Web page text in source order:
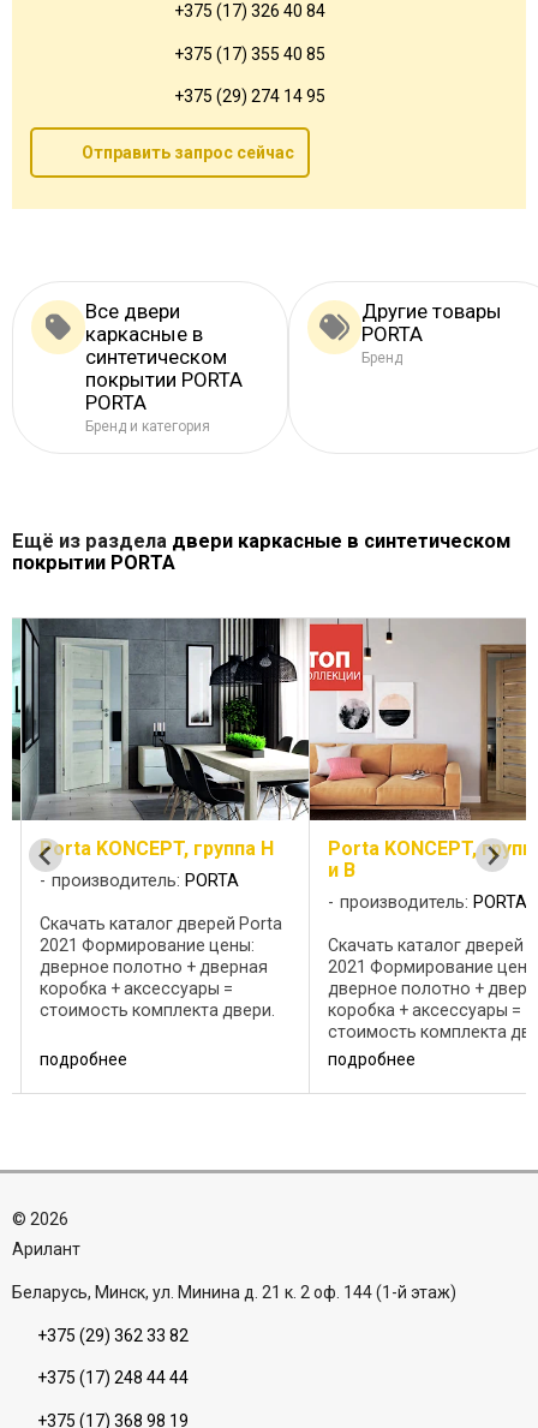
+375 (17) 326 40 84
+375 (17) 355 40 85
+375 (29) 274 14 95
Отправить запрос сейчас
Все двери
каркасные в
синтетическом
покрытии PORTA
PORTA
Бренд и категория
Другие товары
PORTA
Бренд
Ещё из раздела двери каркасные в синтетическом
покрытии PORTA
Porta KONCEPT, группа H
производитель: PORTA
Скачать каталог дверей Porta
2021 Формирование цены:
дверное полотно + дверная
коробка + аксессуары =
стоимость комплекта двери.
Коробки Рекомендованные
дверные коробки с четвертью:
• Porta SYSTEM (88 €); •
подробнее
Porta KONCEPT,
и B
производитель: PORTA
Скачать каталог дверей
2021 Формирование
дверное полотно +
коробка + аксессуары =
стоимость комплекта
Полотно от 222 до 261 €
Коробки
дверные коробки с
подробнее
© 2026
Aрилант
Беларусь, Минск, ул. Минина д. 21 к. 2 оф. 144 (1-й этаж)
+375 (29) 362 33 82
+375 (17) 248 44 44
+375 (17) 368 98 19